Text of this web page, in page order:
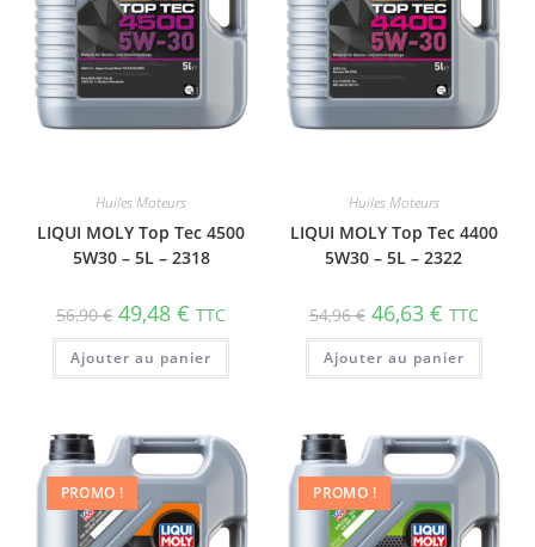
Huiles Moteurs
LIQUI MOLY Top Tec 4500
5W30 – 5L – 2318
56,90€ 49,48€ TTC
Ajouter au panier
Huiles Moteurs
LIQUI MOLY Top Tec 4400
5W30 – 5L – 2322
54,96€ 46,63 € TTC
Ajouter au panier
PROMO ! PROMO !